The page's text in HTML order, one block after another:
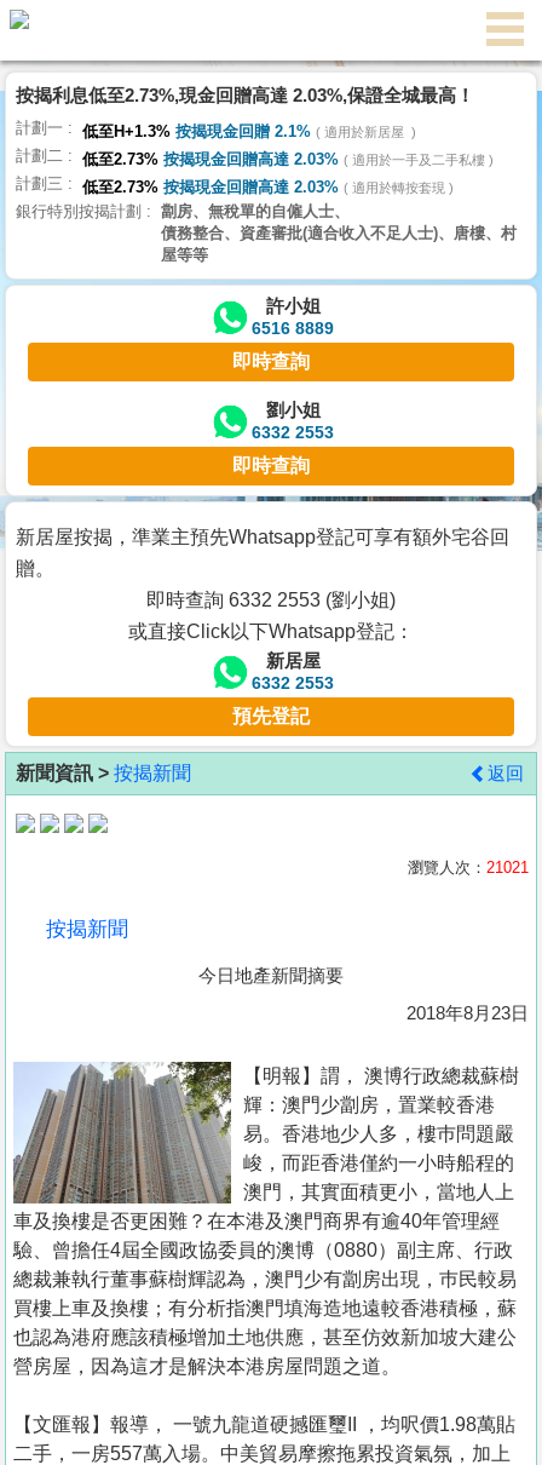
代
理
主
頁
搵
樓/
交
業
主
宅
谷
按
客
地
產
置
業
手
冊
關
於
我
們
按揭利息低至2.73%,現金回贈高達 2.03%,保證全城最高！
計劃一 低至H+1.3% 按揭現金回贈 2.1% 適用於新居屋
計劃二 低至2.73% 按揭現金回贈高達 2.03% 適用於一手及二手私樓
計劃三 低至2.73% 按揭現金回贈高達 2.03% 適用於轉按套現
銀行特別按揭計劃
劏房、無稅單的自僱人士、
債務整合、資產審批(適合收入不足人士)、唐樓、村
屋等等
許小姐
6516 8889
即時查詢
劉小姐
6332 2553
即時查詢
新居屋按揭，準業主預先Whatsapp登記可享有額外宅谷回
贈。
即時查詢 6332 2553 (劉小姐)
或直接Click以下Whatsapp登記：
新居屋
6332 2553
預先登記
新聞資訊 > 按揭新聞 返回
瀏覽人次： 21021
按揭新聞
今日地產新聞摘要
2018年8月23日
【明報】謂， 澳博行政總裁蘇樹
輝：澳門少劏房，置業較香港
易。香港地少人多，樓巿問題嚴
峻，而距香港僅約一小時船程的
澳門，其實面積更小，當地人上
車及換樓是否更困難？在本港及澳門商界有逾40年管理經
驗、曾擔任4屆全國政協委員的澳博（0880）副主席、行政
總裁兼執行董事蘇樹輝認為，澳門少有劏房出現，巿民較易
買樓上車及換樓；有分析指澳門填海造地遠較香港積極，蘇
也認為港府應該積極增加土地供應，甚至仿效新加坡大建公
營房屋，因為這才是解決本港房屋問題之道。
【文匯報】報導， 一號九龍道硬撼匯璽II ，均呎價1.98萬貼
二手，一房557萬入場。中美貿易摩擦拖累投資氣氛，加上